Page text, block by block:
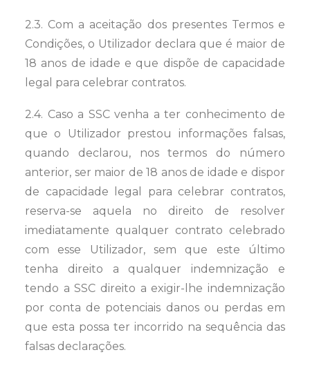
2.3. Com a aceitação dos presentes Termos e
Condições, o Utilizador declara que é maior de
18 anos de idade e que dispõe de capacidade
legal para celebrar contratos.
2.4. Caso a SSC venha a ter conhecimento de
que o Utilizador prestou informações falsas,
quando declarou, nos termos do número
anterior, ser maior de 18 anos de idade e dispor
de capacidade legal para celebrar contratos,
reserva-se aquela no direito de resolver
imediatamente qualquer contrato celebrado
com esse Utilizador, sem que este último
tenha direito a qualquer indemnização e
tendo a SSC direito a exigir-lhe indemnização
por conta de potenciais danos ou perdas em
que esta possa ter incorrido na sequência das
falsas declarações.